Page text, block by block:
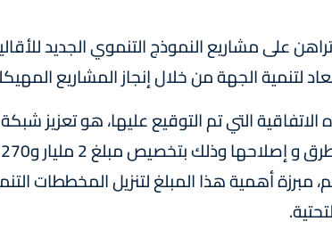
على مشاريع النموذج التنموي الجديد
لتنمية الجهة من خلال إنجاز المشاريع
التي تم التوقيع عليها، هو تعزيز
مليون درهم، مبرزة أهمية هذا المبلغ لتنزيل